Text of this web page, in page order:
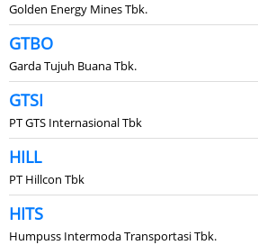
Golden Energy Mines Tbk.
GTBO
Garda Tujuh Buana Tbk.
GTSI
PT GTS Internasional Tbk
HILL
PT Hillcon Tbk
HITS
Humpuss Intermoda Transportasi Tbk.